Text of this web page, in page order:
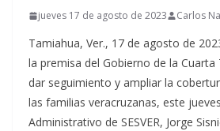
jueves 17 de agosto de 2023 Carlos
Tamiahua, Ver., 17 de agosto de
la premisa del Gobierno de la
dar seguimiento y ampliar la
las familias veracruzanas, este
Administrativo de SESVER, Jorge